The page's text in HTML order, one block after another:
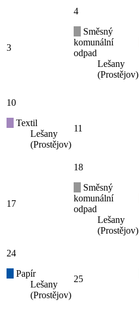
3
4
Směsný
komunální
odpad
Lešany
(Prostějov)
10
Textil
Lešany
(Prostějov)
11
17
18
Směsný
komunální
odpad
Lešany
(Prostějov)
24
Papír
Lešany
(Prostějov)
25